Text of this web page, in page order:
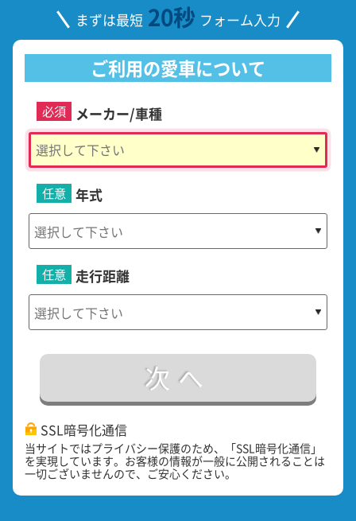
まずは最短 20秒 フォーム入力
ご利用の愛車について
メーカー/車種
必須
年式
任意
走行距離
任意
次へ
SSL暗号化通信
当サイトではプライバシー保護のため、「SSL暗号化通信」
を実現しています。お客様の情報が一般に公開されることは
一切ございませんので、ご安心ください。